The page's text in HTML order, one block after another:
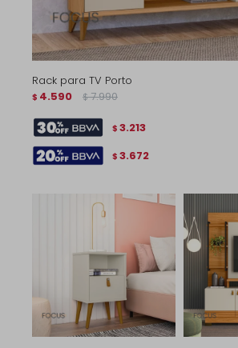
Rack para TV Porto
$ 4.590 $ 7.990
$ 3.213
$ 3.672